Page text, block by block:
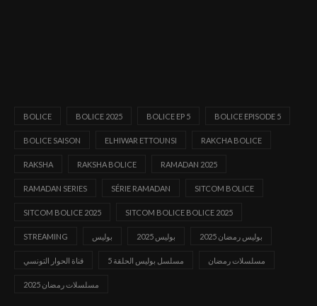
BOLICE BOLICE 2025 BOLICE EP 5 BOLICE EPISODE 5
BOLICE SAISON ELHIWAR ETTOUNSI RAKCHA BOLICE
RAKSHA RAKSHA BOLICE RAMADAN 2025
RAMADAN SERIES SÉRIE RAMADAN SITCOM BOLICE
SITCOM BOLICE 2025 SITCOM BOLICE BOLICE 2025
STREAMING بوليس بوليس 2025 بوليس رمضان 2025
قناة الحوار التونسي مسلسل بوليس الحلقة 5 مسلسلات رمضان
مسلسلات رمضان 2025